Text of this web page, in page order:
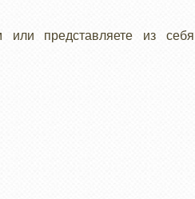
представляете из себя